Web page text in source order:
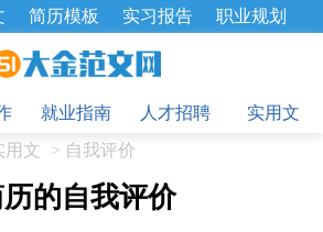
简历模板 实习报告
职业规划
绩效考核 企业文化
辞职报告
就业指南 人才招聘
实用文
用文 > 自我评价
的自我评价